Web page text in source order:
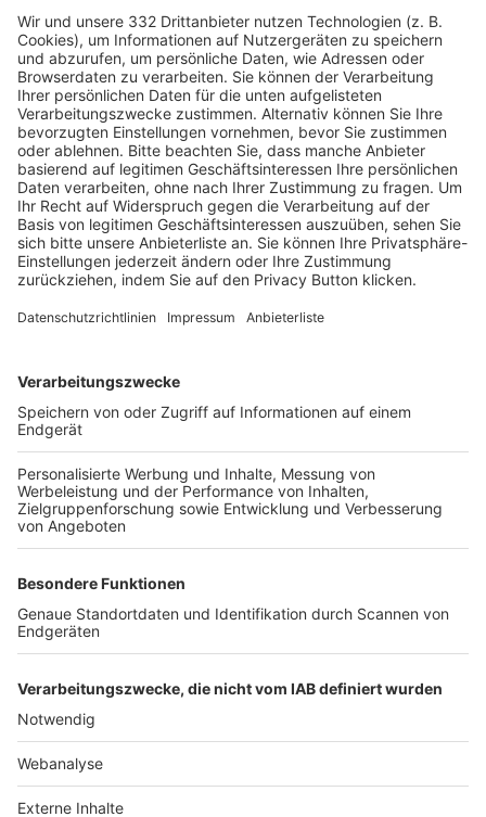
HÄUFIG BESUCHTE SEITEN
Pässe und Vereinswechsel
Trainerausbildung
Schulungsangebot Vereinsmitarbeiter
BFV-Geschäftsstellen
Trainerbörse
Login SpielPlus
FOLGE DEM BFV
TOP-VEREINE
TOP-PARTNER
Nutzungsbedingungen Datenschutz Impressum